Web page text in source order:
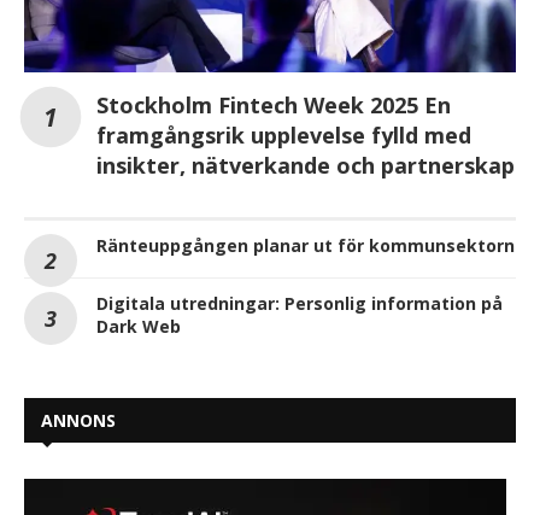
Stockholm Fintech Week 2025 En
framgångsrik upplevelse fylld med
insikter, nätverkande och partnerskap
Ränteuppgången planar ut för kommunsektorn
Digitala utredningar: Personlig information på
Dark Web
ANNONS